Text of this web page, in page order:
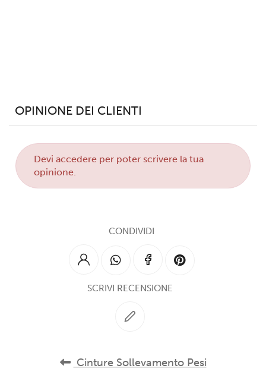
OPINIONE DEI CLIENTI
Deviaccedere per poter scrivere la tua
opinione.
CONDIVIDI
SCRIVI RECENSIONE
Cinture Sollevamento Pesi